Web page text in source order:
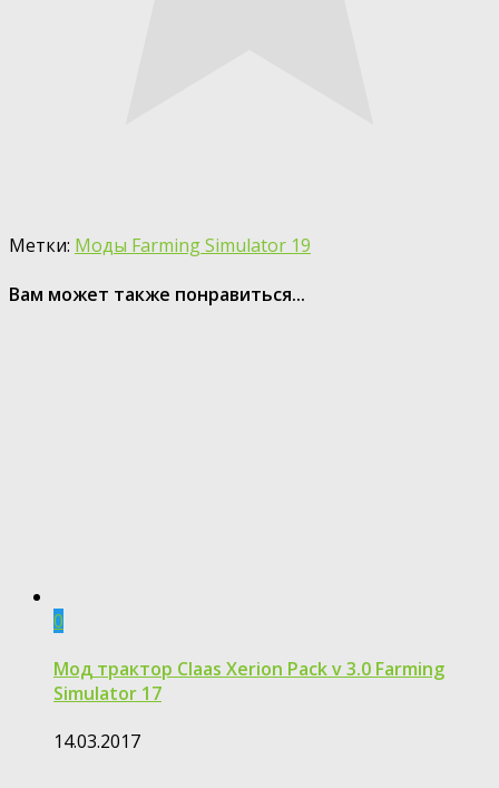
Метки: Моды Farming Simulator 19
Вам может также понравиться...
0
Мод трактор Claas Xerion Pack v 3.0 Farming
Simulator 17
14.03.2017